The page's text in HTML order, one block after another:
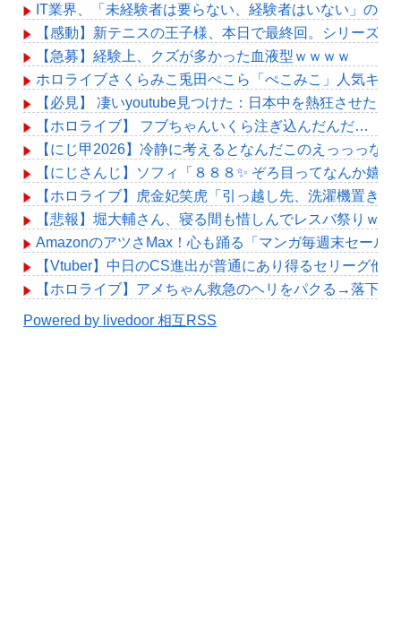
IT業界、「未経験者は要らない、経験者はいない」の地
【感動】新テニスの王子様、本日で最終回。シリーズ
【急募】経験上、クズが多かった血液型ｗｗｗｗ
ホロライブさくらみこ兎田ぺこら「ぺこみこ」人気キ
【必見】 凄いyoutube見つけた：日本中を熱狂させた
【ホロライブ】 フブちゃんいくら注ぎ込んだんだ…
【にじ甲2026】冷静に考えるとなんだこのえっっっな
【にじさんじ】ソフィ「８８８✨ ぞろ目ってなんか嬉
【ホロライブ】虎金妃笑虎「引っ越し先、洗濯機置き
【悲報】堀大輔さん、寝る間も惜しんでレスバ祭りｗ
AmazonのアツさMax！心も踊る「マンガ毎週末セール
【Vtuber】中日のCS進出が普通にあり得るセリーグ他
【ホロライブ】アメちゃん救急のヘリをパクる→落下【
Powered by livedoor 相互RSS